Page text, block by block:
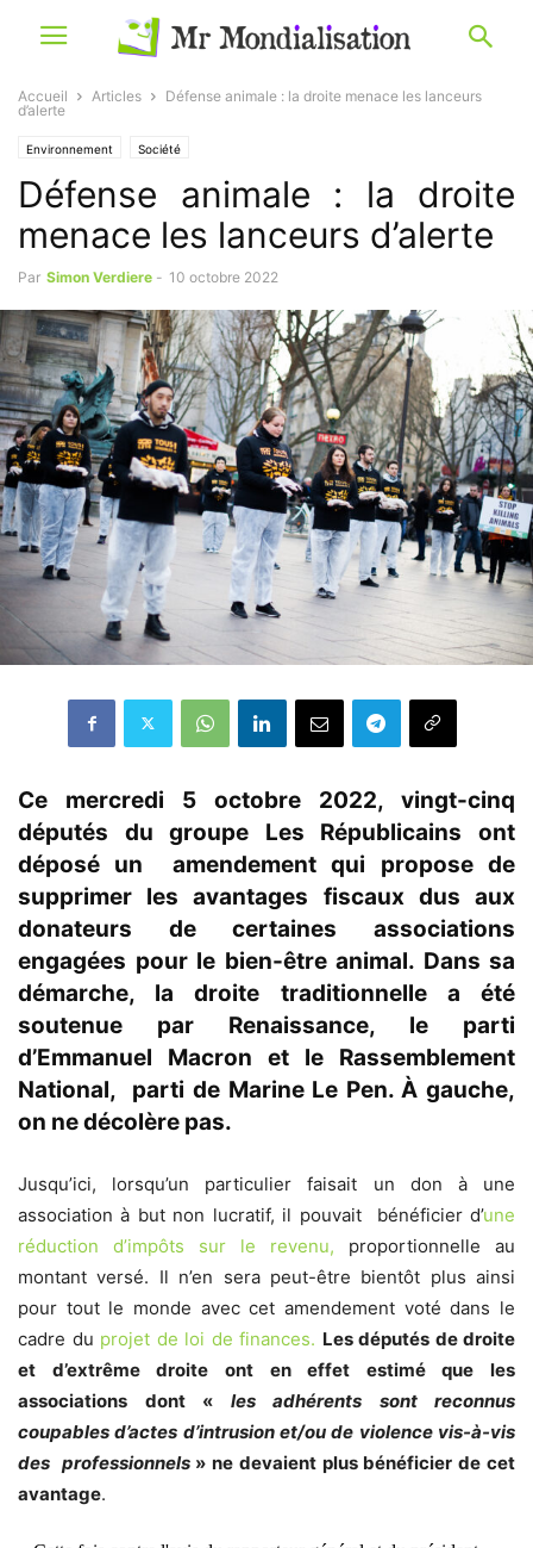
Accueil Articles
Défense animale : la droite menace les lanceurs
d’alerte
Environnement Société
Défense animale : la droite
menace les lanceurs d’alerte
Par Simon Verdiere - 10 octobre 2022
Ce mercredi 5 octobre 2022, vingt-cinq
députés du groupe Les Républicains ont
déposé un amendement qui propose de
supprimer les avantages fiscaux dus aux
donateurs de certaines associations
engagées pour le bien-être animal. Dans sa
démarche, la droite traditionnelle a été
soutenue par Renaissance, le parti
d’Emmanuel Macron et le Rassemblement
National, parti de Marine Le Pen. À gauche,
on ne décolère pas.
Jusqu’ici, lorsqu’un particulier faisait un don à une
association à but non lucratif, il pouvait bénéficier d’une
réduction d’impôts sur le revenu, proportionnelle au
montant versé. Il n’en sera peut-être bientôt plus ainsi
pour tout le monde avec cet amendement voté dans le
cadre du projet de loi de finances. Les députés de droite
et d’extrême droite ont en effet estimé que les
associations dont « les adhérents sont reconnus
coupables d’actes d’intrusion et/ou de violence vis-à-vis
des professionnels » ne devaient plus bénéficier de cet
avantage.